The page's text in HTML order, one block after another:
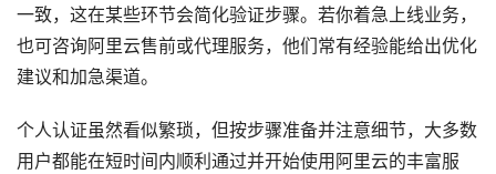
一致，这在某些环节会简化验证步骤。若你着急上线业务，
也可咨询阿里云售前或代理服务，他们常有经验能给出优化
建议和加急渠道。
个人认证虽然看似繁琐，但按步骤准备并注意细节，大多数
用户都能在短时间内顺利通过并开始使用阿里云的丰富服